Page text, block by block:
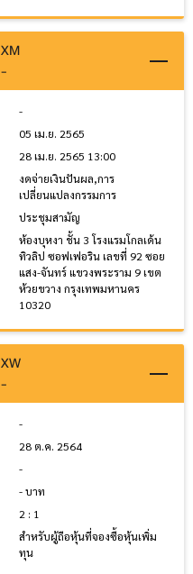
XM
-
-
05 เม.ย. 2565
28 เม.ย. 2565 13:00
งดจ่ายเงินปันผล,การ
เปลี่ยนแปลงกรรมการ
ประชุมสามัญ
ห้องบุหงา ชั้น 3 โรงแรมโกลเด้น
ทิวลิป ซอฟเฟอริน เลขที่ 92 ซอย
แสง-จันทร์ แขวงพระราม 9 เขต
ห้วยขวาง กรุงเทพมหานคร
10320
XW
-
-
28 ต.ค. 2564
-
- บาท
2 : 1
สำหรับผู้ถือหุ้นที่จองซื้อหุ้นเพิ่ม
ทุน